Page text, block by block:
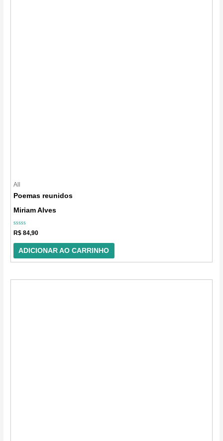
All
Poemas reunidos
Miriam Alves
Avaliação
0
de
R$ 84,90
ADICIONAR AO CARRINHO